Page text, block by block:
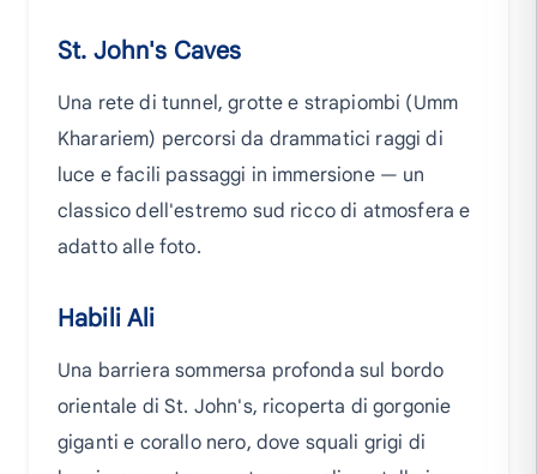
St. John's Caves
Una rete di tunnel, grotte e strapiombi (Umm
Kharariem) percorsi da drammatici raggi di
luce e facili passaggi in immersione — un
classico dell'estremo sud ricco di atmosfera e
adatto alle foto.
Habili Ali
Una barriera sommersa profonda sul bordo
orientale di St. John's, ricoperta di gorgonie
giganti e corallo nero, dove squali grigi di